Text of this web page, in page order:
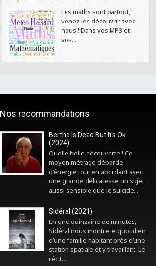
Les maths sont partout,
venez les découvrir avec
nous ! Dans vos MP3 et
vos...
Nos recommandations
Berthe Is Dead But It's Ok
(2024)
Quelle belle découverte ! Ce
moyen métrage déborde
d’énergie tout en abordant avec
une grande délicatesse un sujet
aussi sensible que le suicide...
Sidéral (2021)
En une quinzaine de minutes,
Sidéral nous montre le quotidien
d’une famille habitant près d’une
station spatiale et y travaillant. Le
récit...